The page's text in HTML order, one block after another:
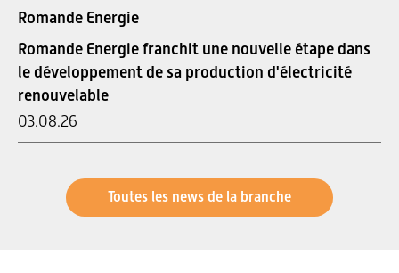
Romande Energie
Romande Energie franchit une nouvelle étape dans
le développement de sa production d'électricité
renouvelable
03.08.26
Toutes les news de la branche